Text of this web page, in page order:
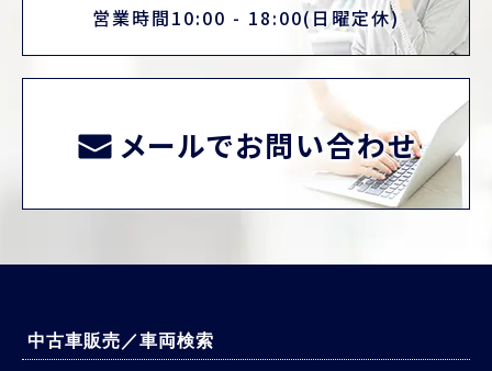
営業時間10:00 - 18:00(日曜定休)
メールでお問い合わせ
中古車販売／車両検索